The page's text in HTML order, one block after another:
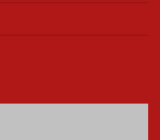
edição da Feira